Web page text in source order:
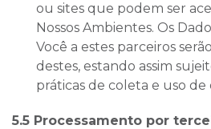
ou sites que podem ser
Nossos Ambientes. Os
Você a estes parceiros
destes, estando assim
práticas de coleta e uso de
5.5 Processamento por